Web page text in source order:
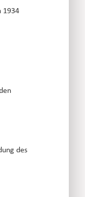
1934
des